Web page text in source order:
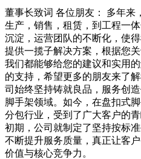
董事长致词 各位朋友： 多年来
生产，销售，租赁，到工程一
沉淀，运营团队的不断化，使
提供一揽子解决方案，根据您
我们都能够给您的建议和实用
的支持，希望更多的朋友来了
司始终坚持铸就良品，服务创
脚手架领域。如今，在盘扣式
分包行业，受到了广大客户的
初期，公司就制定了坚持按标
不断提升服务质量，真正让客
价值与核心竞争力。